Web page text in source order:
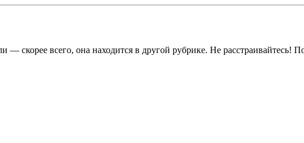
скорее всего, она находится в другой рубрике. Не расстраивайтесь!